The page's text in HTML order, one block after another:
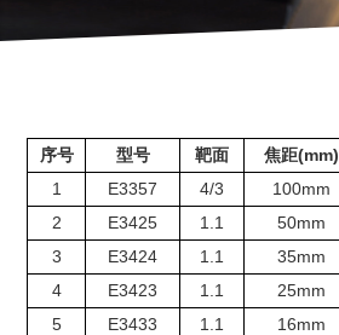
序号 型号 靶面 焦距(mm)
1
E3357 4/3 100mm
2
E3425 1.1 50mm
3
E3424 1.1 35mm
4
E3423 1.1 25mm
5
E3433 1.1 16mm